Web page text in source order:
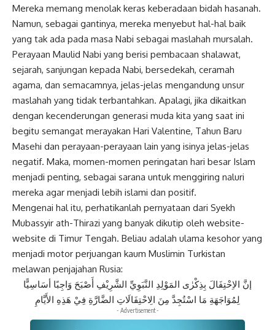
Mereka memang menolak keras keberadaan bidah hasanah.
Namun, sebagai gantinya, mereka menyebut hal-hal baik
yang tak ada pada masa Nabi sebagai maslahah mursalah.
Perayaan Maulid Nabi yang berisi pembacaan shalawat,
sejarah, sanjungan kepada Nabi, bersedekah, ceramah
agama, dan semacamnya, jelas-jelas mengandung unsur
maslahah yang tidak terbantahkan. Apalagi, jika dikaitkan
dengan kecenderungan generasi muda kita yang saat ini
begitu semangat merayakan Hari Valentine, Tahun Baru
Masehi dan perayaan-perayaan lain yang isinya jelas-jelas
negatif. Maka, momen-momen peringatan hari besar Islam
menjadi penting, sebagai sarana untuk menggiring naluri
mereka agar menjadi lebih islami dan positif.
Mengenai hal itu, perhatikanlah pernyataan dari Syekh
Mubassyir ath-Thirazi yang banyak dikutip oleh website-
website di Timur Tengah. Beliau adalah ulama kesohor yang
menjadi motor perjuangan kaum Muslimin Turkistan
melawan penjajahan Rusia:
إنَّ الاِحْتِفَالَ بِذِكْرٰى المَوْلِدِ النَّبَوِيِّ الشَّرِيْفِ أَصْبَحَ وَاجِبًا أسَاسِيًّا
لِمُوَاجَهَةِ مَا اسْتُجِدَّ مِنَ الِاحْتِفَالَاتِ الضَّارَّةِ فِيْ هَذِهِ الأَيَّامِ
- Advertisement -